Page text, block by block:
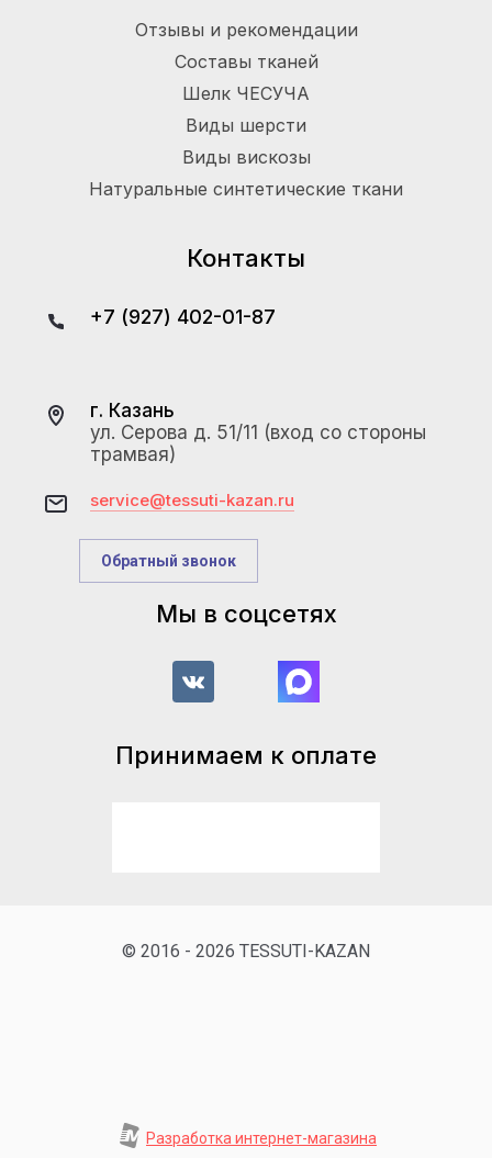
Отзывы и рекомендации
Составы тканей
Шелк ЧЕСУЧА
Виды шерсти
Виды вискозы
Натуральные синтетические ткани
Контакты
+7 (927) 402-01-87
г. Казань
ул. Серова д. 51/11 (вход со стороны
трамвая)
service@tessuti-kazan.ru
Обратный звонок
Мы в соцсетях
Принимаем к оплате
© 2016 - 2026 TESSUTI-KAZAN
Разработка интернет-магазина